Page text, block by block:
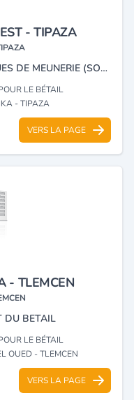
- TIPAZA
PRODUCTION DE FARINE ET ISSUES DE MEUNERIE (SON, CRIBLURE POUDRE) ET UNITÉS D'ALIMENTS DE BÉTAIL ET VOLAILLE.
LE BÉTAIL
- TIPAZA
VERS LA PAGE
- TLEMCEN
DU BETAIL
LE BÉTAIL
OUED - TLEMCEN
VERS LA PAGE